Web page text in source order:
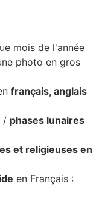
mois de l'année
photo en gros
français, anglais
/ phases lunaires
et religieuses en
en Français :